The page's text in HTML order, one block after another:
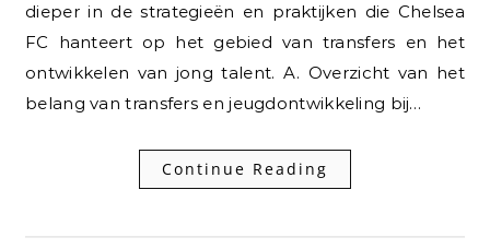
dieper in de strategieën en praktijken die Chelsea
FC hanteert op het gebied van transfers en het
ontwikkelen van jong talent. A. Overzicht van het
belang van transfers en jeugdontwikkeling bij…
Continue Reading